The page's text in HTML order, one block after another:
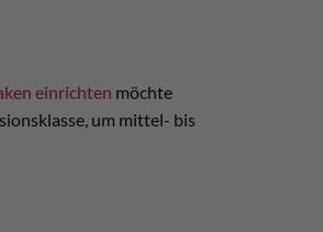
einrichten möchte
um mittel- bis